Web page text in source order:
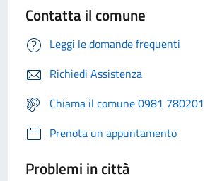
Contatta il comune
Leggi le domande frequenti
Richiedi Assistenza
Chiama il comune 0981 780201
Prenota un appuntamento
Problemi in città